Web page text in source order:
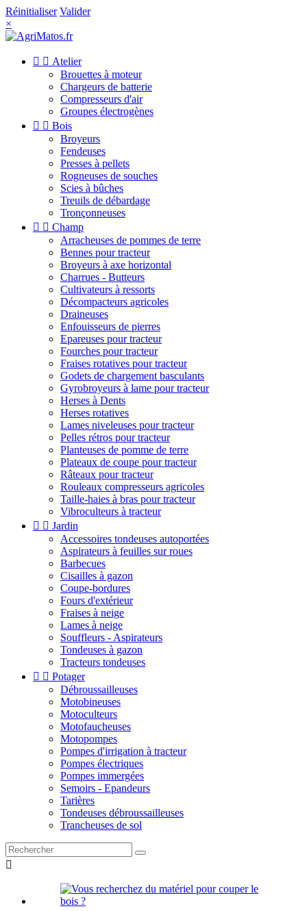
Réinitialiser Valider
×
  Atelier
Brouettes à moteur
Chargeurs de batterie
Compresseurs d'air
Groupes électrogènes
  Bois
Broyeurs
Fendeuses
Presses à pellets
Rogneuses de souches
Scies à bûches
Treuils de débardage
Tronçonneuses
  Champ
Arracheuses de pommes de terre
Bennes pour tracteur
Broyeurs à axe horizontal
Charrues - Butteurs
Cultivateurs à ressorts
Décompacteurs agricoles
Draineuses
Enfouisseurs de pierres
Epareuses pour tracteur
Fourches pour tracteur
Fraises rotatives pour tracteur
Godets de chargement basculants
Gyrobroyeurs à lame pour tracteur
Herses à Dents
Herses rotatives
Lames niveleuses pour tracteur
Pelles rétros pour tracteur
Planteuses de pomme de terre
Plateaux de coupe pour tracteur
Râteaux pour tracteur
Rouleaux compresseurs agricoles
Taille-haies à bras pour tracteur
Vibroculteurs à tracteur
  Jardin
Accessoires tondeuses autoportées
Aspirateurs à feuilles sur roues
Barbecues
Cisailles à gazon
Coupe-bordures
Fours d'extérieur
Fraises à neige
Lames à neige
Souffleurs - Aspirateurs
Tondeuses à gazon
Tracteurs tondeuses
  Potager
Débroussailleuses
Motobineuses
Motoculteurs
Motofaucheuses
Motopompes
Pompes d'irrigation à tracteur
Pompes électriques
Pompes immergées
Semoirs - Epandeurs
Tarières
Tondeuses débroussailleuses
Trancheuses de sol
